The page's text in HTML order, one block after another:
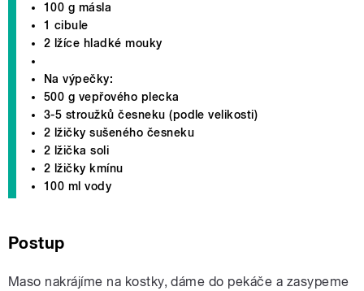
100 g másla
1 cibule
2 lžíce hladké mouky
Na výpečky:
500 g vepřového plecka
3-5 stroužků česneku (podle velikosti)
2 lžičky sušeného česneku
2 lžička soli
2 lžičky kmínu
100 ml vody
Postup
Maso nakrájíme na kostky, dáme do pekáče a zasypeme